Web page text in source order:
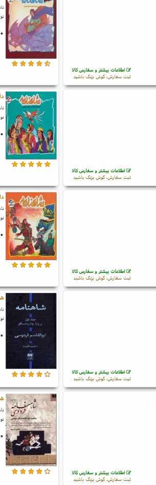
اطلاعات بیشتر و سفارش کالا
ثبت سفارش، گوش بزنگ باشید
اطلاعات بیشتر و سفارش کالا
ثبت سفارش، گوش بزنگ باشید
اطلاعات بیشتر و سفارش کالا
ثبت سفارش، گوش بزنگ باشید
اطلاعات بیشتر و سفارش کالا
ثبت سفارش، گوش بزنگ باشید
اطلاعات بیشتر و سفارش کالا
ثبت سفارش، گوش بزنگ باشید